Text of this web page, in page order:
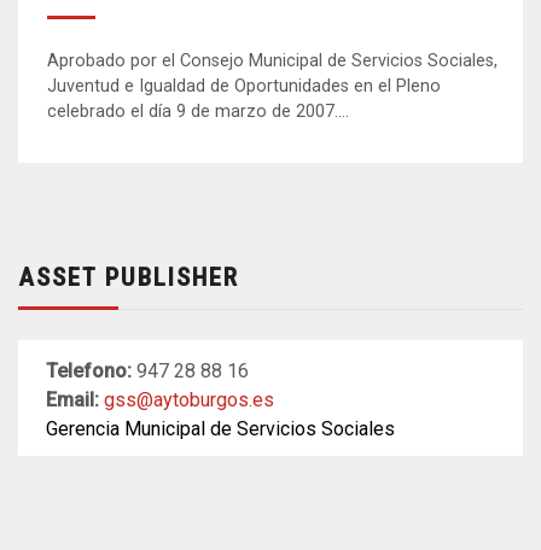
Aprobado por el Consejo Municipal de Servicios Sociales,
Juventud e Igualdad de Oportunidades en el Pleno
celebrado el día 9 de marzo de 2007....
ASSET PUBLISHER
Telefono: 947 28 88 16
Email: gss@aytoburgos.es
Gerencia Municipal de Servicios Sociales